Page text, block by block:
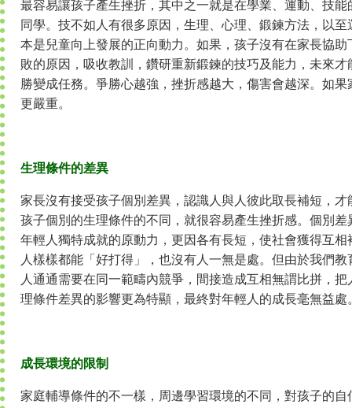
最容易讓孩子產生挫折，其中之一就是在學業、運動、技
同學。技不如人有很多原因，生理、心理、鍛鍊方法，以
本是兒童向上發展的正向動力。如果，孩子沒有在家長協
敗的原因，吸收教訓，鑽研重新鍛鍊的技巧及能力，未來
勝變成任務。爭勝心越強，挫折感越大，傷害會越深。如
更嚴重。
生理條件的差異
家長沒有接受孩子個別差異，認識人與人彼此取長補短，
孩子個別的生理條件的不同，就很容易產生挫折感。個別
年輕人獨特成就的原動力，更因各有長短，使社會獲得互
人樣樣都能「好打得」，也沒有人一無是處。但由於我們
人通通需要在同一範疇內競爭，間接造成互相無謂比拼，
理條件差異的影響更為特顯，最終對年輕人的成長毫無益處
成長環境的限制
家庭輔導條件的不一樣，周邊學習環境的不同，對孩子的